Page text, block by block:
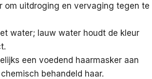
om uitdroging en vervaging tegen te
water; lauw water houdt de kleur
een voedend haarmasker aan
behandeld haar.